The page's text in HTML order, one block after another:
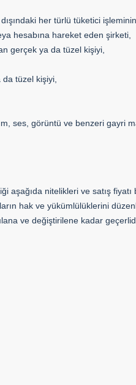
her türlü tüketici
hesabına hareket eden şirketi,
gerçek ya da tüzel kişiyi,
tüzel kişiyi,
ses, görüntü ve benzeri gayri
nitelikleri ve satış
hak ve yükümlülüklerini
ve değiştirilene kadar